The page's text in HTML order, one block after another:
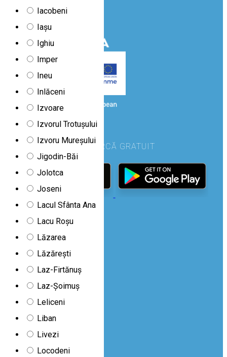
Iacobeni
Iașu
Ighiu
Imper
Ineu
Inlăceni
Izvoare
Izvorul Trotușului
Izvoru Mureșului
Jigodin-Băi
Jolotca
Joseni
Lacul Sfânta Ana
Lacu Roșu
Lăzarea
Lăzărești
Laz-Firtănuș
Laz-Șoimuș
Leliceni
Liban
Livezi
Locodeni
DESCARCĂ GRATUIT
URMĂREȘTE-NE PE
Abonează-te
Despre noi
Contactează-ne
Termeni și condiții